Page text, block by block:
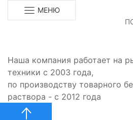
МЕНЮ
Наша компания работает на
техники с 2003 года,
по производству товарного
раствора - с 2012 года